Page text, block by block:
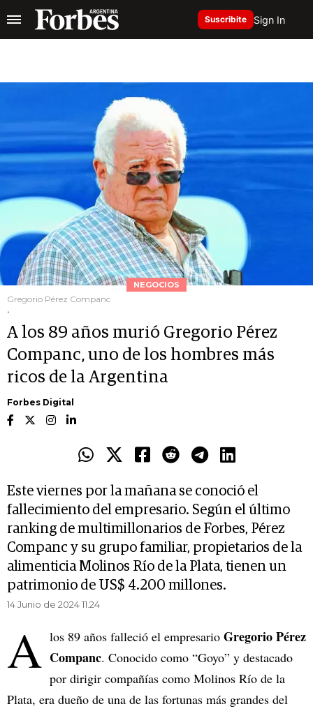
Suscribite Sign In
NEGOCIOS
Gregorio Pérez Companc
.
A los 89 años murió Gregorio Pérez
Companc, uno de los hombres más
ricos de la Argentina
Forbes Digital
Este viernes por la mañana se conoció el
fallecimiento del empresario. Según el último
ranking de multimillonarios de Forbes, Pérez
Companc y su grupo familiar, propietarios de la
alimenticia Molinos Río de la Plata, tienen un
patrimonio de US$ 4.200 millones.
14 Junio de 2024 11.24
A los 89 años falleció el empresario Gregorio Pérez
Companc. Conocido como “Goyo” y destacado
por dirigir compañías como Molinos Río de la
Plata, era dueño de una de las fortunas más grandes del